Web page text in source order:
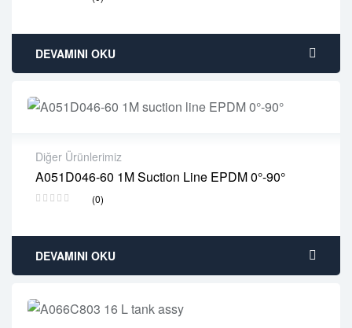
DEVAMINI OKU
Diğer Ürünlerimiz
A051D046-60 1M Suction Line EPDM 0°-90°
(0)
2 years warranty
Delivery time: 1-2 business days
DEVAMINI OKU